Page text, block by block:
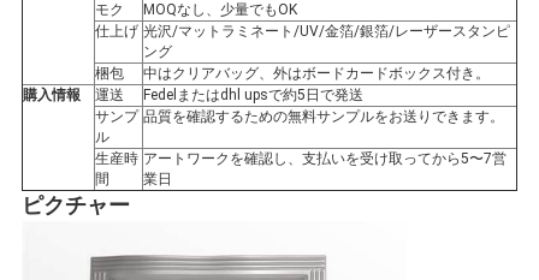
場
地
モク
MOQなし、少量でもOK
仕上げ 光沢/マットラミネート/UV/金箔/銀箔/レーザースタンピ
ング
梱包
中はクリアバッグ、外はボードカードボックス付き。
購入情報
運送
Fedelまたはdhl upsで約5日で発送
サンプ
ル
品質を確認するための無料サンプルをお送りできます。
生産時
間
アートワークを確認し、支払いを受け取ってから5〜7営
業日
ピクチャー